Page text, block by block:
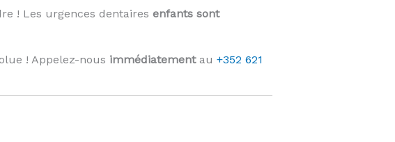
! Les urgences dentaires enfants sont
! Appelez-nous immédiatementau +352 621